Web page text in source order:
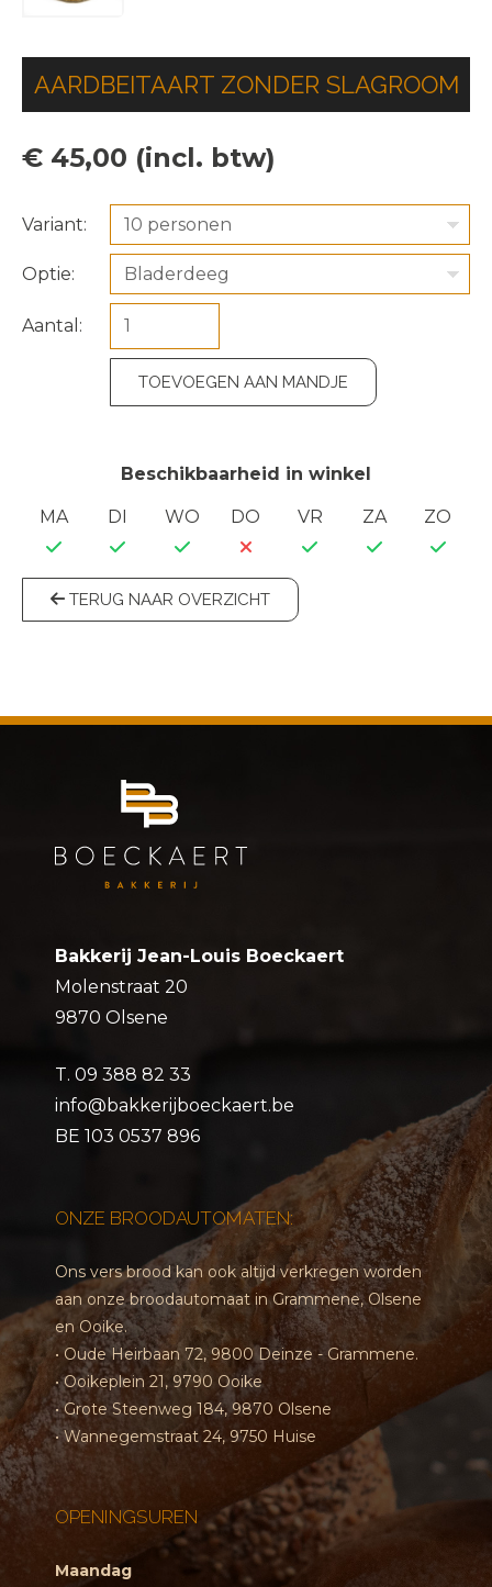
AARDBEITAART ZONDER SLAGROOM
€ 45,00 (incl. btw)
Variant: 10 personen
Optie: Bladerdeeg
Aantal:
TOEVOEGEN AAN MANDJE
Beschikbaarheid in winkel
MA DI WO DO VR ZA ZO
TERUG NAAR OVERZICHT
Bakkerij Jean-Louis Boeckaert
Molenstraat 20
9870 Olsene
T. 09 388 82 33
info@bakkerijboeckaert.be
BE 103 0537 896
ONZE BROODAUTOMATEN:
Ons vers brood kan ook altijd verkregen worden
aan onze broodautomaat in Grammene, Olsene
en Ooike.
• Oude Heirbaan 72, 9800 Deinze - Grammene.
• Ooikeplein 21, 9790 Ooike
• Grote Steenweg 184, 9870 Olsene
• Wannegemstraat 24, 9750 Huise
OPENINGSUREN
Maandag